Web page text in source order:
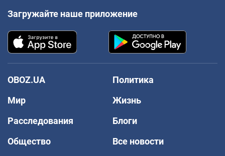
Загружайте наше приложение
OBOZ.UA
Политика
Мир
Жизнь
Расследования
Блоги
Общество
Все новости